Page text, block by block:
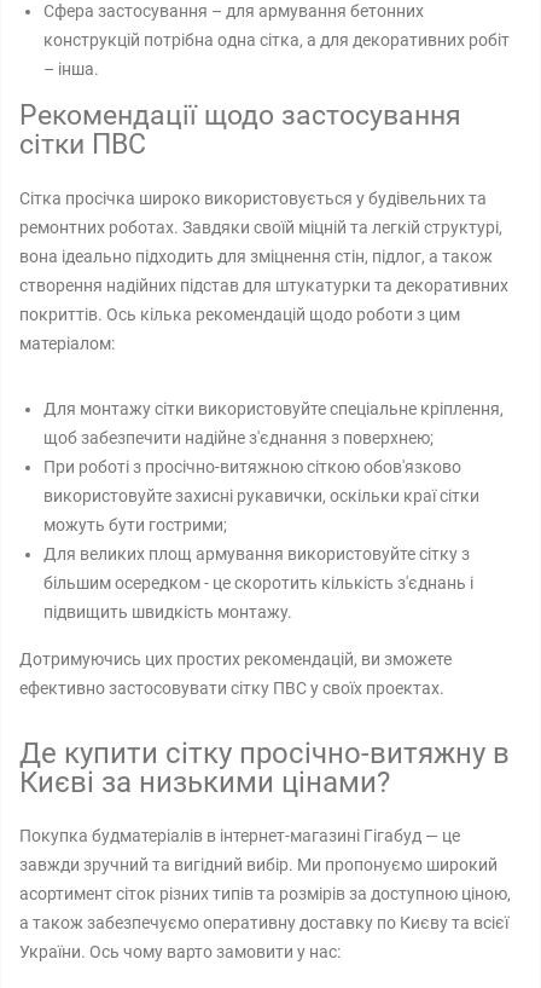
Сфера застосування – для армування бетонних
конструкцій потрібна одна сітка, а для декоративних робіт
– інша.
Рекомендації щодо застосування
сітки ПВС
Сітка просічка широко використовується у будівельних та
ремонтних роботах. Завдяки своїй міцній та легкій структурі,
вона ідеально підходить для зміцнення стін, підлог, а також
створення надійних підстав для штукатурки та декоративних
покриттів. Ось кілька рекомендацій щодо роботи з цим
матеріалом:
Для монтажу сітки використовуйте спеціальне кріплення,
щоб забезпечити надійне з'єднання з поверхнею;
При роботі з просічно-витяжною сіткою обов'язково
використовуйте захисні рукавички, оскільки краї сітки
можуть бути гострими;
Для великих площ армування використовуйте сітку з
більшим осередком - це скоротить кількість з'єднань і
підвищить швидкість монтажу.
Дотримуючись цих простих рекомендацій, ви зможете
ефективно застосовувати сітку ПВС у своїх проектах.
Де купити сітку просічно-витяжну в
Києві за низькими цінами?
Покупка будматеріалів в інтернет-магазині Гігабуд — це
завжди зручний та вигідний вибір. Ми пропонуємо широкий
асортимент сіток різних типів та розмірів за доступною ціною,
а також забезпечуємо оперативну доставку по Києву та всієї
України. Ось чому варто замовити у нас: